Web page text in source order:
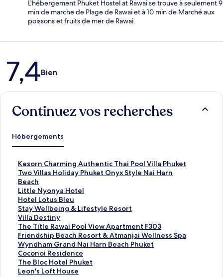
L'hébergement Phuket Hostel at Rawai se trouve à seulement 9
min de marche de Plage de Rawai et à 10 min de Marché aux
poissons et fruits de mer de Rawai.
Avis
7,4Bien
Continuez vos recherches
Hébergements
Kesorn Charming Authentic Thai Pool Villa Phuket
L
i
e
n
o
u
v
r
a
n
t
l
a
Two Villas Holiday Phuket Onyx Style Nai Harn
Beach
L
i
e
n
o
u
v
r
a
n
t
l
Little Nyonya Hotel
L
i
e
n
o
u
v
r
a
n
Hotel Lotus Bleu
L
i
e
n
o
u
v
r
a
Stay Wellbeing & Lifestyle Resort
L
i
e
n
o
u
v
r
Villa Destiny
L
i
e
n
o
u
v
The Title Rawai Pool View Apartment F303
L
i
e
n
o
u
Friendship Beach Resort & Atmanjai Wellness Spa
L
i
e
n
o
Wyndham Grand Nai Harn Beach Phuket
L
i
e
n
Coconoi Residence
L
i
e
The Bloc Hotel Phuket
L
iLeon's Loft House
L